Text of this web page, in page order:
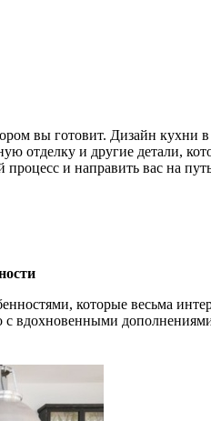
вы готовит. Дизайн кухни
отделку и другие детали,
и направить вас на
которые весьма